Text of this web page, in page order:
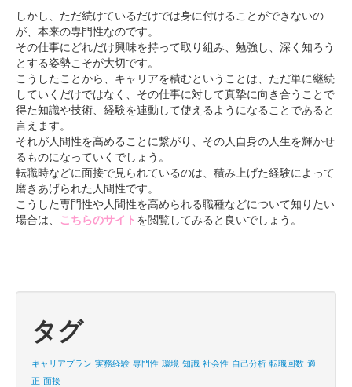
しかし、ただ続けているだけでは身に付けることができないの
が、本来の専門性なのです。
その仕事にどれだけ興味を持って取り組み、勉強し、深く知ろう
とする姿勢こそが大切です。
こうしたことから、キャリアを積むということは、ただ単に継続
していくだけではなく、その仕事に対して真摯に向き合うことで
得た知識や技術、経験を連動して使えるようになることであると
言えます。
それが人間性を高めることに繋がり、その人自身の人生を輝かせ
るものになっていくでしょう。
転職時などに面接で見られているのは、積み上げた経験によって
磨きあげられた人間性です。
こうした専門性や人間性を高められる職種などについて知りたい
場合は、 こちらのサイト を閲覧してみると良いでしょう。
タグ
キャリアプラン 実務経験 専門性 環境 知識 社会性 自己分析 転職回数 適
正 面接